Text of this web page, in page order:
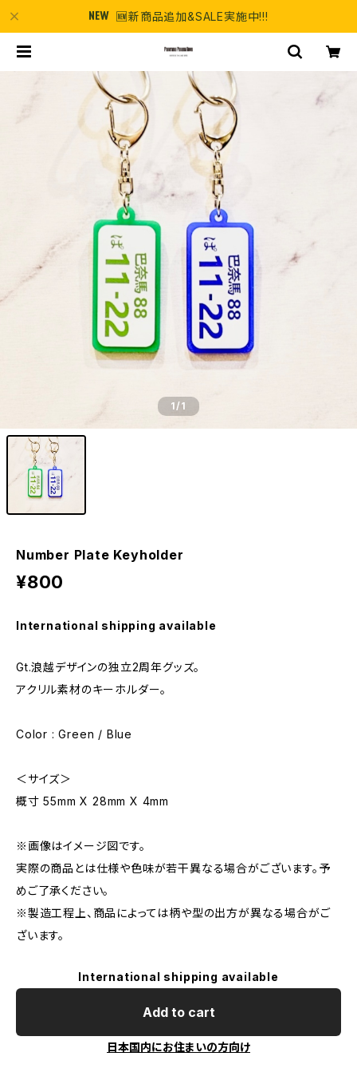
🆕新商品追加&SALE実施中!!!
1/1
Number Plate Keyholder
¥800
International shipping available
Gt.浪越デザインの独立2周年グッズ。
アクリル素材のキーホルダー。
Color : Green / Blue
＜サイズ＞
概寸 55mm X 28mm X 4mm
※画像はイメージ図です。
実際の商品とは仕様や色味が若干異なる場合がございます。予
めご了承ください。
※製造工程上、商品によっては柄や型の出方が異なる場合がご
ざいます。
International shipping available
Add to cart
日本国内にお住まいの方向け